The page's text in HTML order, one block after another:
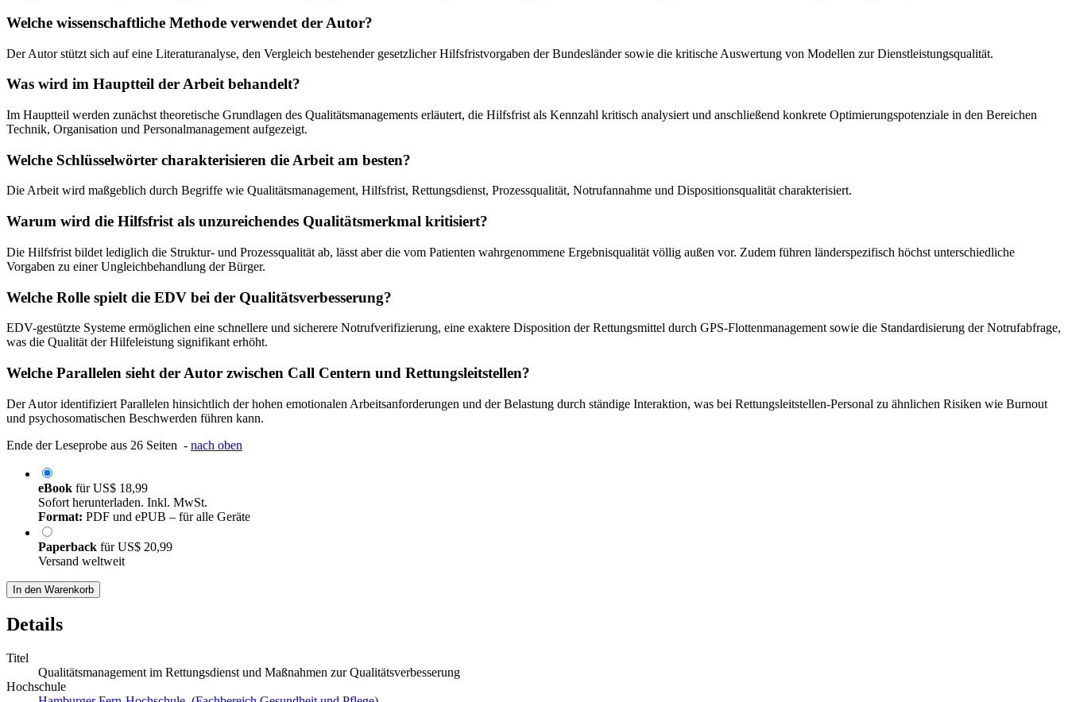
Welche wissenschaftliche Methode verwendet der Autor?
Der Autor stützt sich auf eine Literaturanalyse, den Vergleich bestehender gesetzlicher Hilfsfristvorgaben der Bundesländer sowie die kritische Auswertung von Modellen zur Dienstleistungsqualität.
Was wird im Hauptteil der Arbeit behandelt?
Im Hauptteil werden zunächst theoretische Grundlagen des Qualitätsmanagements erläutert, die Hilfsfrist als Kennzahl kritisch analysiert und anschließend konkrete Optimierungspotenziale in den Bereichen
Technik, Organisation und Personalmanagement aufgezeigt.
Welche Schlüsselwörter charakterisieren die Arbeit am besten?
Die Arbeit wird maßgeblich durch Begriffe wie Qualitätsmanagement, Hilfsfrist, Rettungsdienst, Prozessqualität, Notrufannahme und Dispositionsqualität charakterisiert.
Warum wird die Hilfsfrist als unzureichendes Qualitätsmerkmal kritisiert?
Die Hilfsfrist bildet lediglich die Struktur- und Prozessqualität ab, lässt aber die vom Patienten wahrgenommene Ergebnisqualität völlig außen vor. Zudem führen länderspezifisch höchst unterschiedliche
Vorgaben zu einer Ungleichbehandlung der Bürger.
Welche Rolle spielt die EDV bei der Qualitätsverbesserung?
EDV-gestützte Systeme ermöglichen eine schnellere und sicherere Notrufverifizierung, eine exaktere Disposition der Rettungsmittel durch GPS-Flottenmanagement sowie die Standardisierung der Notrufabfrage,
was die Qualität der Hilfeleistung signifikant erhöht.
Welche Parallelen sieht der Autor zwischen Call Centern und Rettungsleitstellen?
Der Autor identifiziert Parallelen hinsichtlich der hohen emotionalen Arbeitsanforderungen und der Belastung durch ständige Interaktion, was bei Rettungsleitstellen-Personal zu ähnlichen Risiken wie Burnout
und psychosomatischen Beschwerden führen kann.
Ende der Leseprobe aus 26 Seiten - nach oben
eBook fürUS$ 18,99
Sofort herunterladen. Inkl. MwSt.
Format: PDF und ePUB – für alle Geräte
Paperback fürUS$ 20,99
Versand weltweit
In den Warenkorb
Details
Titel
Qualitätsmanagement im Rettungsdienst und Maßnahmen zur Qualitätsverbesserung
Hochschule